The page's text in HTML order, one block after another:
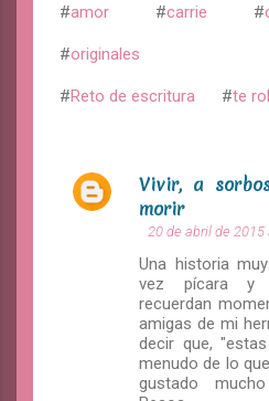
amor carrie
originales
Reto de escritura te
C
Vivir, a
morir
20 de abril de 2015
Una historia
vez pícara y
recuerdan
amigas de mi
decir que,
menudo de lo
gustado